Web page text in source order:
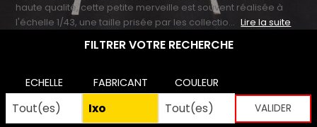
haute qualité, cette petite merveille est souvent réalisée à
l'échelle 1/43, une taille prisée par les collectio... Lire la suite
FILTRER VOTRE RECHERCHE
ECHELLE FABRICANT COULEUR